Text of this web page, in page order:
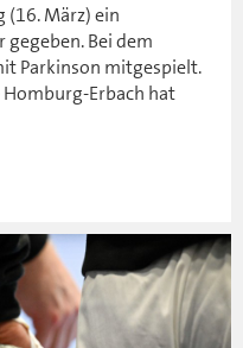
(16. März) ein
gegeben. Bei dem
Parkinson mitgespielt.
Erbach hat